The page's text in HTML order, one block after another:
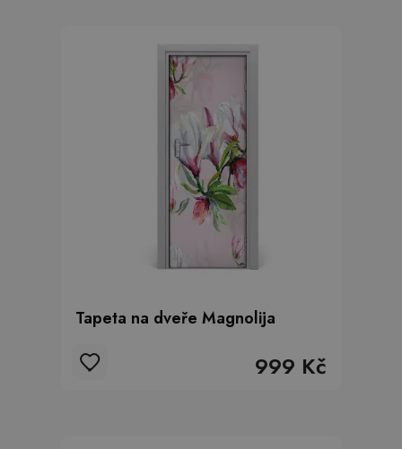
Tapeta na dveře Magnolija
999 Kč